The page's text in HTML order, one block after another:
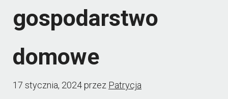
gospodarstwo
domowe
17 stycznia, 2024przez Patrycja